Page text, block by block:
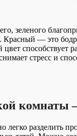
зеленого
— это
цвет способствует
стресс и
комнаты
разделить